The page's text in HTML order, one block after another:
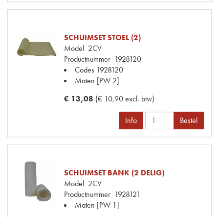
SCHUIMSET STOEL (2)
Model 2CV
Productnummer 1928120
Codes 1928120
Maten [PW 2]
€ 13,08 (€ 10,90 excl. btw)
Info Bestel
SCHUIMSET BANK (2 DELIG)
Model 2CV
Productnummer 1928121
Maten [PW 1]